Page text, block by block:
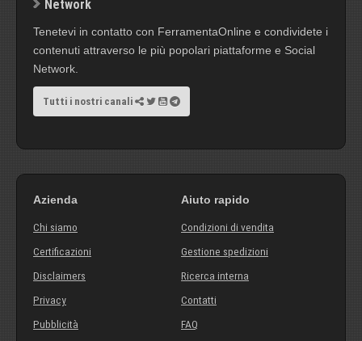
Network
Tenetevi in contatto con FerramentaOnline e condividete i
contenuti attraverso le più popolari piattaforme e Social
Network.
Tutti i nostri canali
Azienda
Chi siamo
Certificazioni
Disclaimers
Privacy
Pubblicità
Aiuto rapido
Condizioni di vendita
Gestione spedizioni
Ricerca interna
Contatti
FAQ